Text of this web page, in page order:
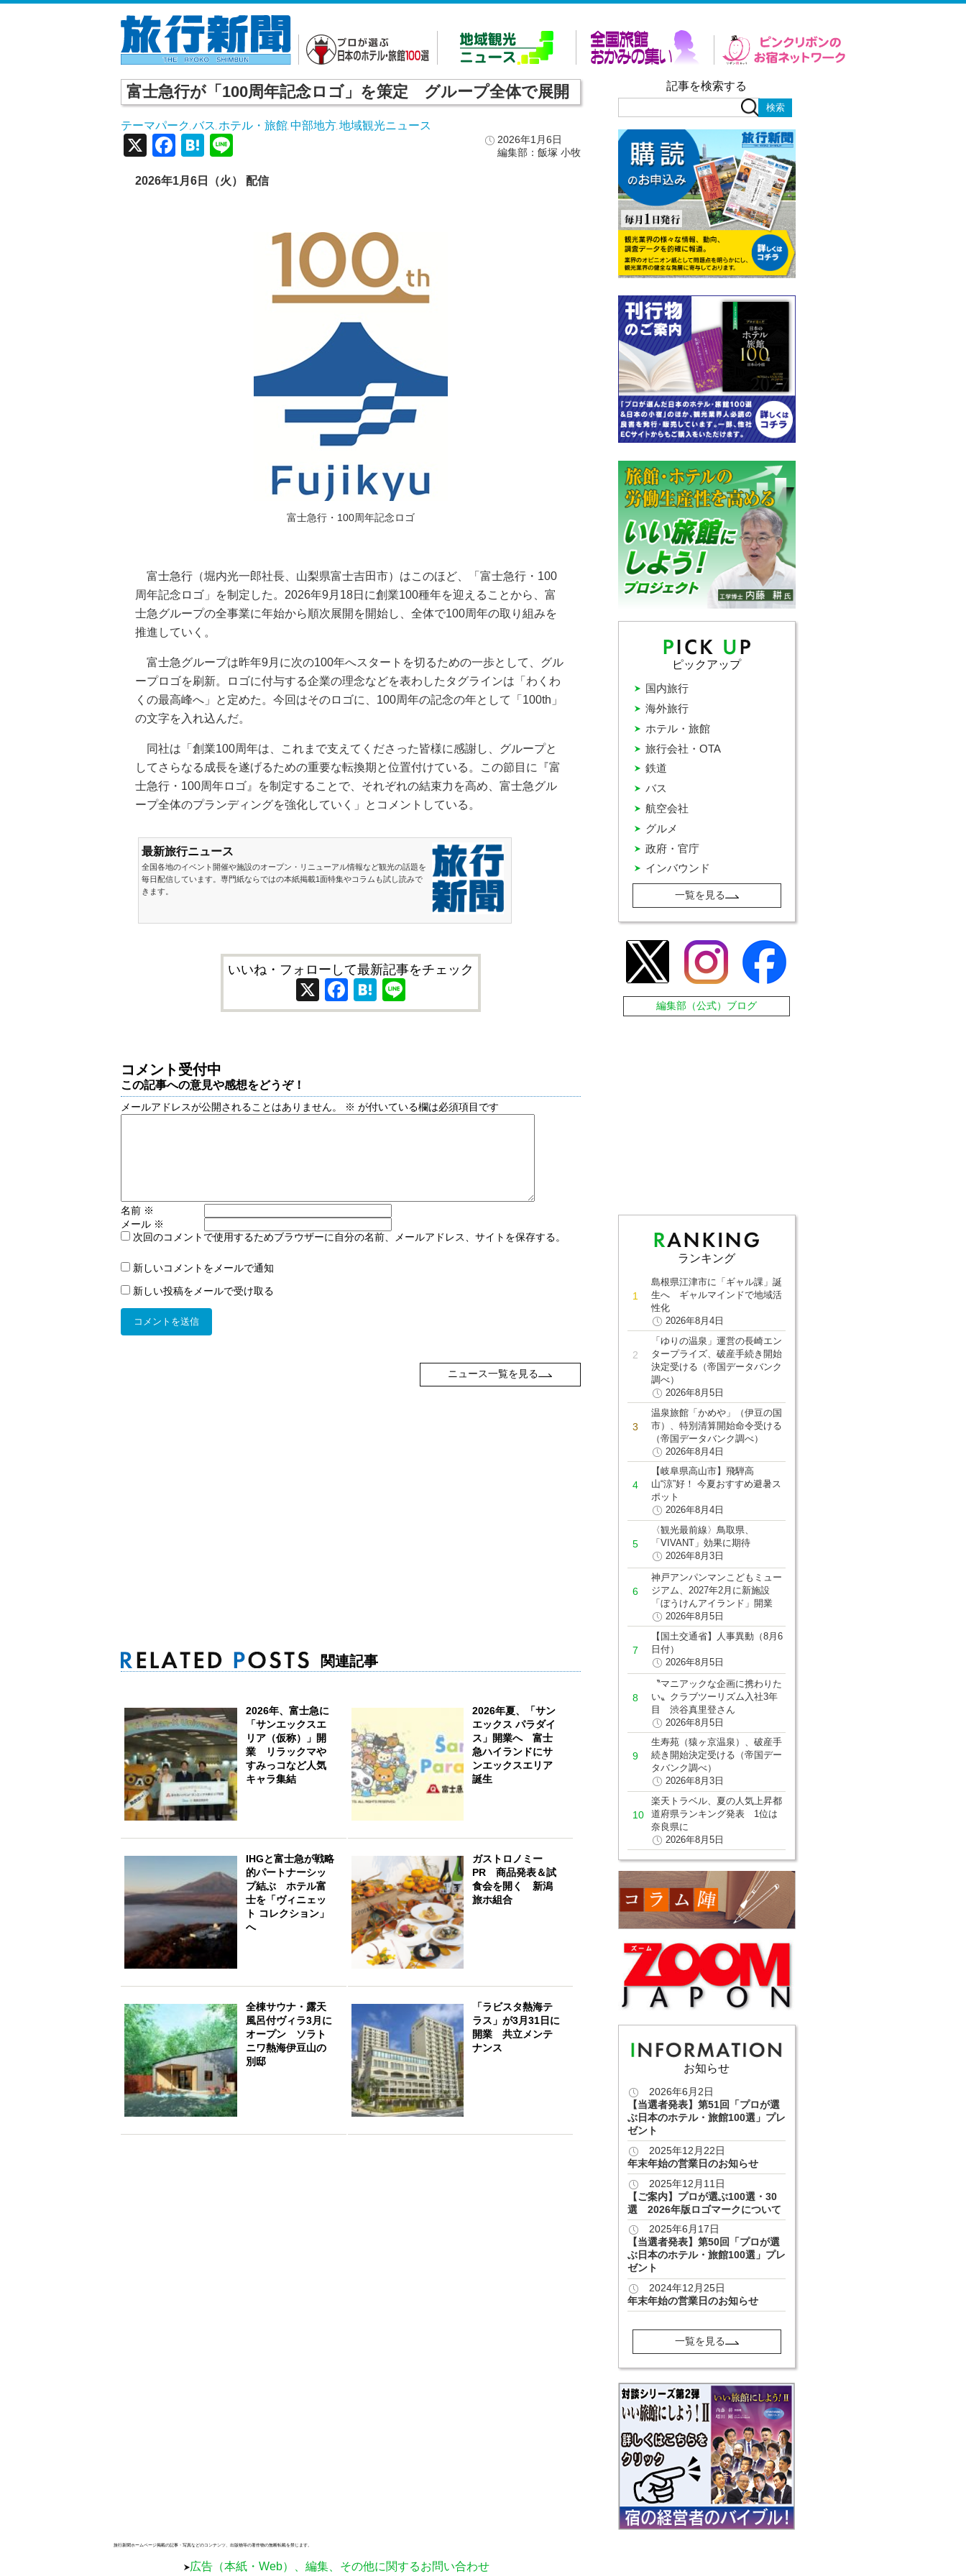
富士急行が「100周年記念ロゴ」を策定 グループ全体で展開
テーマパーク ,バス ホテル・旅館 ,中部地方 ,地域観光ニュース
2026年1月6日
編集部：飯塚 小牧
X Facebook
Hatena
2026年1月6日（火） 配信
富士急行・100周年記念ロゴ
富士急行（堀内光一郎社長、山梨県富士吉田市）はこのほど、「富士急行・100
周年記念ロゴ」を制定した。2026年9月18日に創業100種年を迎えることから、富
士急グループの全事業に年始から順次展開を開始し、全体で100周年の取り組みを
推進していく。
富士急グループは昨年9月に次の100年へスタートを切るための一歩として、グル
ープロゴを刷新。ロゴに付与する企業の理念などを表わしたタグラインは「わくわ
くの最高峰へ」と定めた。今回はそのロゴに、100周年の記念の年として「100th」
の文字を入れ込んだ。
同社は「創業100周年は、これまで支えてくださった皆様に感謝し、グループと
してさらなる成長を遂げるための重要な転換期と位置付けている。この節目に『富
士急行・100周年ロゴ』を制定することで、それぞれの結束力を高め、富士急グル
ープ全体のプランディングを強化していく」とコメントしている。
最新旅行ニュース
全国各地のイベント開催や施設のオープン・リニューアル情報など観光の話題を
毎日配信しています。専門紙ならではの本紙掲載1面特集やコラムも試し読みで
きます。
いいね・フォローして最新記事をチェック
X Facebook
Hatena
コメント受付中
この記事への意見や感想をどうぞ！
メールアドレスが公開されることはありません。 ※ が付いている欄は必須項目です
名前 ※
メール ※
次回のコメントで使用するためブラウザーに自分の名前、メールアドレス、サイトを保存する。
新しいコメントをメールで通知
新しい投稿をメールで受け取る
ニュース一覧を見る
関連記事
2026年、富士急に
「サンエックスエ
リア（仮称）」開
業 リラックマや
すみっコなど人気
キャラ集結
2026年夏、「サン
エックス パラダイ
ス」開業へ 富士
急ハイランドにサ
ンエックスエリア
誕生
IHGと富士急が戦略
的パートナーシッ
プ結ぶ ホテル富
士を「ヴィニェッ
ト コレクション」
へ
ガストロノミー
PR 商品発表＆試
食会を開く 新潟
旅ホ組合
全棟サウナ・露天
風呂付ヴィラ3月に
オープン ソラト
ニワ熱海伊豆山の
別邸
「ラビスタ熱海テ
ラス」が3月31日に
開業 共立メンテ
ナンス
記事を検索する
ピックアップ
インバウンド
グルメ
バス
ホテル・旅館
国内旅行
政府・官庁
旅行会社・OTA
海外旅行
航空会社
鉄道
一覧を見る
編集部（公式）ブログ
ランキング
島根県江津市に「ギャル課」誕
生へ ギャルマインドで地域活
性化
2026年8月4日
「ゆりの温泉」運営の長崎エン
タープライズ、破産手続き開始
決定受ける（帝国データバンク
調べ）
2026年8月5日
温泉旅館「かめや」（伊豆の国
市）、特別清算開始命令受ける
（帝国データバンク調べ）
2026年8月4日
【岐阜県高山市】飛騨高
山“涼”好！ 今夏おすすめ避暑ス
ポット
2026年8月4日
〈観光最前線〉鳥取県、
「VIVANT」効果に期待
2026年8月3日
神戸アンパンマンこどもミュー
ジアム、2027年2月に新施設
「ぼうけんアイランド」開業
2026年8月5日
【国土交通省】人事異動（8月6
日付）
2026年8月5日
〝マニアックな企画に携わりた
い〟クラブツーリズム入社3年
目 渋谷真里登さん
2026年8月5日
生寿苑（猿ヶ京温泉）、破産手
続き開始決定受ける（帝国デー
タバンク調べ）
2026年8月3日
楽天トラベル、夏の人気上昇都
道府県ランキング発表 1位は
奈良県に
2026年8月5日
お知らせ
2026年6月2日
【当選者発表】第51回「プロが選
ぶ日本のホテル・旅館100選」プレ
ゼント
2025年12月22日
年末年始の営業日のお知らせ
2025年12月11日
【ご案内】プロが選ぶ100選・30
選 2026年版ロゴマークについて
2025年6月17日
【当選者発表】第50回「プロが選
ぶ日本のホテル・旅館100選」プレ
ゼント
2024年12月25日
年末年始の営業日のお知らせ
一覧を見る
旅行新聞ホームページ掲載の記事・写真などのコンテンツ、出版物等の著作物の無断転載を禁じます。
広告（本紙・Web）、編集、その他に関するお問い合わせ